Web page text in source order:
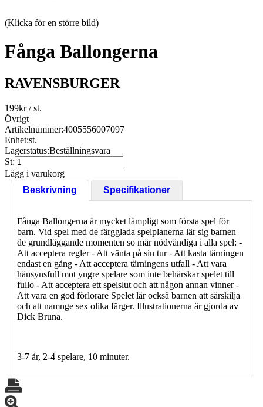
(Klicka för en större bild)
Fånga Ballongerna
RAVENSBURGER
199kr/ st.
Övrigt
Artikelnummer:4005556007097
Enhet:st.
Lagerstatus:Beställningsvara
St:
Lägg i varukorg
Beskrivning
Specifikationer
Fånga Ballongerna är mycket lämpligt som första spel för
barn. Vid spel med de färgglada spelplanerna lär sig barnen
de grundläggande momenten so mär nödvändiga i alla spel: -
Att acceptera regler - Att vänta på sin tur - Att kasta tärningen
endast en gång - Att acceptera tärningens utfall - Att vara
hänsynsfull mot yngre spelare som inte behärskar spelet till
fullo - Att acceptera ett spelslut och att någon annan vinner -
Att vara en god förlorare Spelet lär också barnen att särskilja
och att namnge sex olika färger. Illustrationerna är gjorda av
Dick Bruna.
3-7 år, 2-4 spelare, 10 minuter.